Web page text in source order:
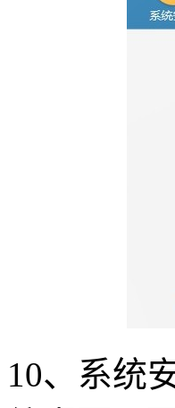
10、系统